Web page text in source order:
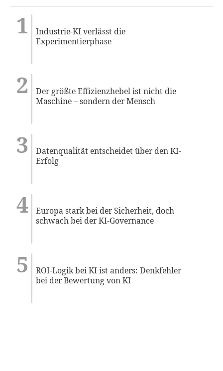
Industrie-KI verlässt die
Experimentierphase
Der größte Effizienzhebel ist nicht die
Maschine – sondern der Mensch
Datenqualität entscheidet über den KI-
Erfolg
Europa stark bei der Sicherheit, doch
schwach bei der KI-Governance
ROI-Logik bei KI ist anders: Denkfehler
bei der Bewertung von KI